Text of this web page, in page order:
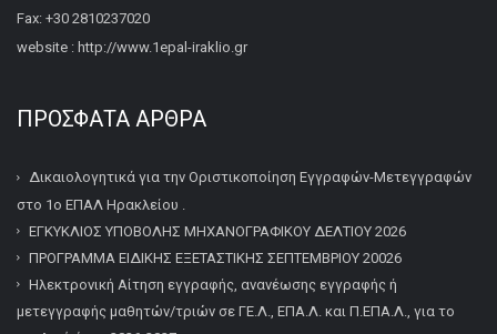
Fax: +30 2810237020
website : http://www.1epal-iraklio.gr
ΠΡΌΣΦΑΤΑ ΆΡΘΡΑ
Δικαιολογητικά για την Οριστικοποίηση Εγγραφών-Μετεγγραφών
στο 1ο ΕΠΑΛ Ηρακλείου .
ΕΓΚΥΚΛΙΟΣ ΥΠΟΒΟΛΗΣ ΜΗΧΑΝΟΓΡΑΦΙΚΟΥ ΔΕΛΤΙΟΥ 2026
ΠΡΟΓΡΑΜΜΑ ΕΙΔΙΚΗΣ ΕΞΕΤΑΣΤΙΚΗΣ ΣΕΠΤΕΜΒΡΙΟΥ 20026
Ηλεκτρονική Αίτηση εγγραφής, ανανέωσης εγγραφής ή
μετεγγραφής μαθητών/τριών σε ΓΕ.Λ., ΕΠΑ.Λ. και Π.ΕΠΑ.Λ., για το